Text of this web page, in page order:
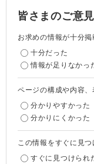
皆さまのご意
お求めの情報が十分
十分だった
情報が足りなかっ
ページの構成や内容
分かりやすかった
分かりにくかった
この情報をすぐに見つ
すぐに見つけられ